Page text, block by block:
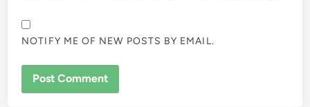
NOTIFY ME OF NEW POSTS BY EMAIL.